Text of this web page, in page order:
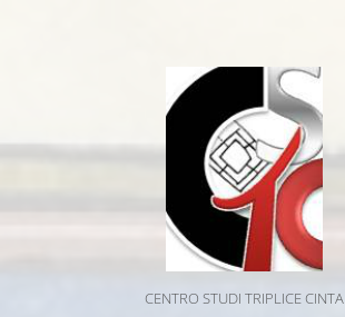
CENTRO STUDI TRIPLICE CINTA